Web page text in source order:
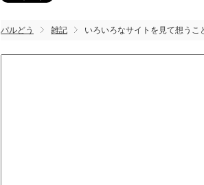
パルどう 雑記 いろいろなサイトを見て想うこ